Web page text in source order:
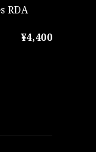
RDA
¥4,400